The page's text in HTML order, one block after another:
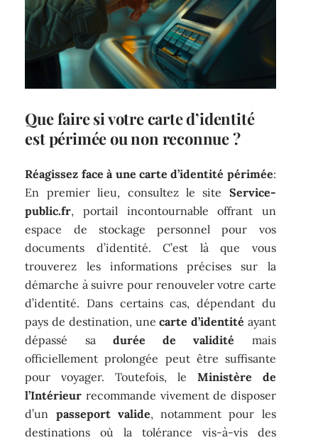
Que faire si votre carte d’identité
est périmée ou non reconnue ?
Réagissez face à une carte d’identité périmée:
En premier lieu, consultez le site Service-
public.fr, portail incontournable offrant un
espace de stockage personnel pour vos
documents d’identité. C’est là que vous
trouverez les informations précises sur la
démarche à suivre pour renouveler votre carte
d’identité. Dans certains cas, dépendant du
pays de destination, unecarte d’identité ayant
dépassé sa durée de validité mais
officiellement prolongée peut être suffisante
pour voyager. Toutefois, le Ministère de
l’Intérieur recommande vivement de disposer
d’un passeport valide, notamment pour les
destinations où la tolérance vis-à-vis des